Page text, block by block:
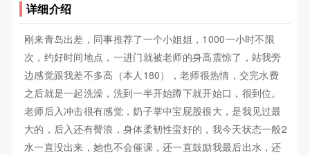
详细介绍
刚来青岛出差，同事推荐了一个小姐姐，1000一小时不限
次，约好时间地点，一进门就被老师的身高震惊了，站我旁
边感觉跟我差不多高（本人180），老师很热情，交完水费
之后就是一起洗澡，洗到一半开始蹲下就开始口，很到位。
老师后入冲击很有感觉，奶子掌中宝屁股很大，是我见过最
大的，后入还有臀浪，身体柔韧性蛮好的，我今天状态一般2
水一直没出来，她也不会催课，还一直鼓励我最后出水，还